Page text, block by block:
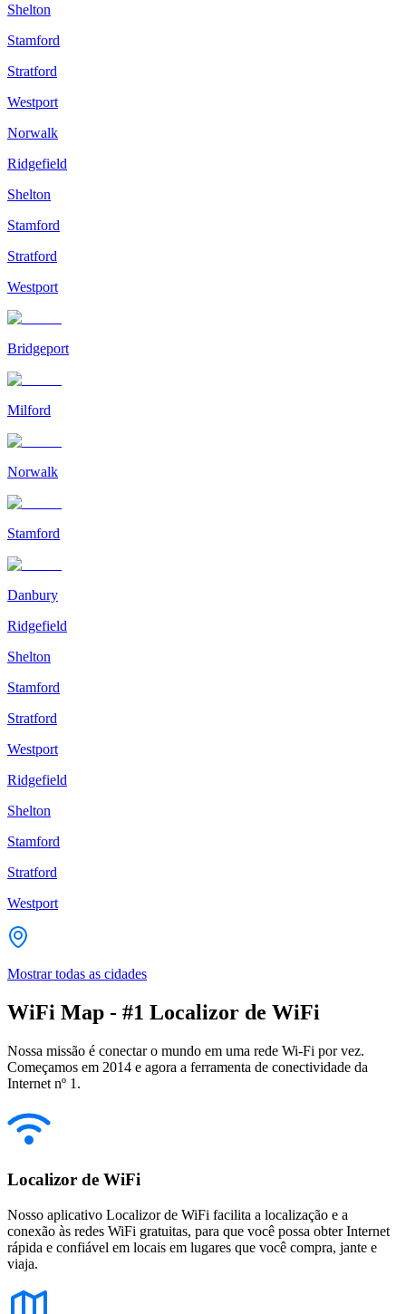
Shelton
Stamford
Stratford
Westport
Norwalk
Ridgefield
Shelton
Stamford
Stratford
Westport
Bridgeport
Milford
Norwalk
Stamford
Danbury
Ridgefield
Shelton
Stamford
Stratford
Westport
Ridgefield
Shelton
Stamford
Stratford
Westport
Mostrar todas as cidades
WiFi Map - #1 Localizor de WiFi
Nossa missão é conectar o mundo em uma rede Wi-Fi por vez.
Começamos em 2014 e agora a ferramenta de conectividade da
Internet nº 1.
Localizor de WiFi
Nosso aplicativo Localizor de WiFi facilita a localização e a
conexão às redes WiFi gratuitas, para que você possa obter Internet
rápida e confiável em locais em lugares que você compra, jante e
viaja.